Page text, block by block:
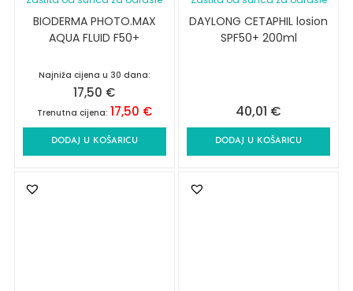
BIODERMA PHOTO.MAX
AQUA FLUID F50+
Najniža cijena u 30 dana:
17,50 €
Trenutna cijena: 17,50 €
DODAJ U KOŠARICU
DAYLONG CETAPHIL losion
SPF50+ 200ml
40,01 €
DODAJ U KOŠARICU